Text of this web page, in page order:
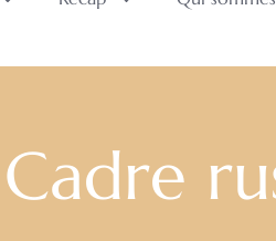
Cadre